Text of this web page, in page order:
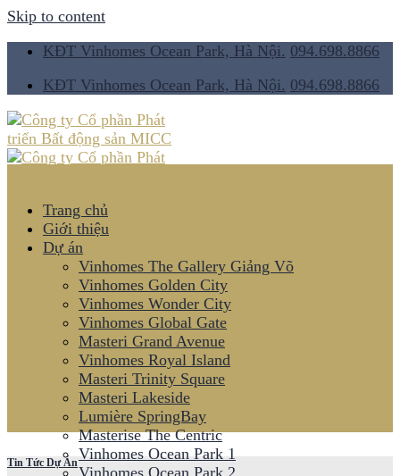
Skip to content
KĐT Vinhomes Ocean Park, Hà Nội. 094.698.8866
KĐT Vinhomes Ocean Park, Hà Nội. 094.698.8866
Trang chủ
Giới thiệu
Dự án
Vinhomes The Gallery Giảng Võ
Vinhomes Golden City
Vinhomes Wonder City
Vinhomes Global Gate
Masteri Grand Avenue
Vinhomes Royal Island
Masteri Trinity Square
Masteri Lakeside
Lumière SpringBay
Masterise The Centric
Vinhomes Ocean Park 1
Tin Tức Dự Án